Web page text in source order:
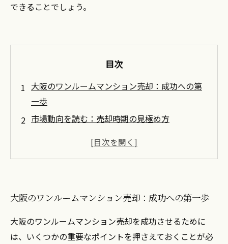
できることでしょう。
目次
大阪のワンルームマンション売却：成功への第
一歩
市場動向を読む：売却時期の見極め方
内見で差をつける！物件の状態を最適化するヒ
売却成功の秘訣：大阪の不動産市場を理解する
トラブルを回避！売却時の注意点と対策
理想的な売却を実現するための最終チェックリ
大阪のワンルームマンション売却：成功への第一歩
大阪のワンルームマンション売却を成功させるために
は、いくつかの重要なポイントを押さえておくことが必